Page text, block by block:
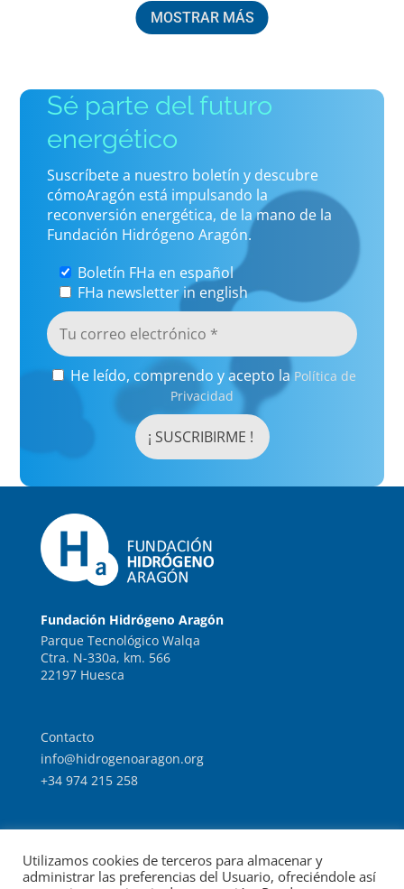
MOSTRAR MÁS
Sé parte del futuro
energético
Suscríbete a nuestro boletín y descubre
cómoAragón está impulsando la
reconversión energética, de la mano de la
Fundación Hidrógeno Aragón.
Boletín FHa en español
FHa newsletter in english
He leído, comprendo y acepto la Política de
Privacidad
Fundación Hidrógeno Aragón
Parque Tecnológico Walqa
Ctra. N-330a, km. 566
22197 Huesca
Contacto
info@hidrogenoaragon.org
+34 974 215 258
Intranet
Utilizamos cookies de terceros para almacenar y
administrar las preferencias del Usuario, ofreciéndole así